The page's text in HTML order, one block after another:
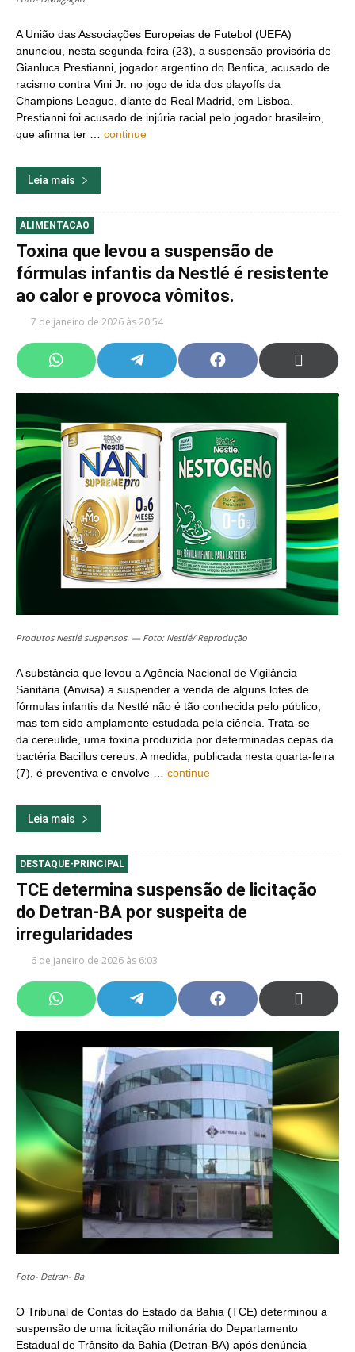
A União das Associações Europeias de Futebol (UEFA)
anunciou, nesta segunda-feira (23), a suspensão provisória de
Gianluca Prestianni, jogador argentino do Benfica, acusado de
racismo contra Vini Jr. no jogo de ida dos playoffs da
Champions League, diante do Real Madrid, em Lisboa.
Prestianni foi acusado de injúria racial pelo jogador brasileiro,
que afirma ter … continue
Leia mais
ALIMENTACAO
Toxina que levou a suspensão de
fórmulas infantis da Nestlé é resistente
ao calor e provoca vômitos.
7 de janeiro de 2026 às 20:54
Share
on
Share
on
Share
on
Share
on
(Twitter)
Produtos Nestlé suspensos. — Foto: Nestlé/ Reprodução
A substância que levou a Agência Nacional de Vigilância
Sanitária (Anvisa) a suspender a venda de alguns lotes de
fórmulas infantis da Nestlé não é tão conhecida pelo público,
mas tem sido amplamente estudada pela ciência. Trata-se
da cereulide, uma toxina produzida por determinadas cepas da
bactéria Bacillus cereus. A medida, publicada nesta quarta-feira
(7), é preventiva e envolve … continue
Leia mais
DESTAQUE-PRINCIPAL
TCE determina suspensão de licitação
do Detran-BA por suspeita de
irregularidades
6 de janeiro de 2026 às 6:03
Share
on
Share
on
Share
on
Share
on
(Twitter)
Foto- Detran- Ba
O Tribunal de Contas do Estado da Bahia (TCE) determinou a
suspensão de uma licitação milionária do Departamento
Estadual de Trânsito da Bahia (Detran-BA) após denúncia